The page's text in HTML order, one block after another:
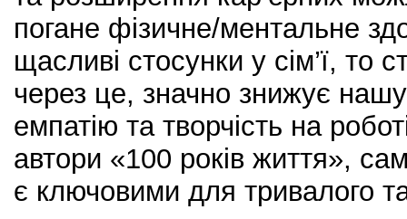
погане фізичне/ментальне
щасливі стосунки у сім’ї, то
через це, значно знижує нашу
емпатію та творчість на
автори «100 років життя»,
є ключовими для тривалого